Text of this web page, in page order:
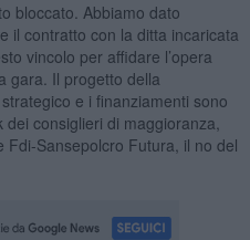
bloccato. Abbiamo dato
il contratto con la ditta incaricata
vincolo per affidare l’opera
gara. Il progetto della
e i finanziamenti sono
dei consiglieri di maggioranza,
Fdi-Sansepolcro Futura, il no del